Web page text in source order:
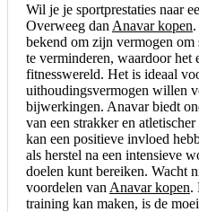
Wil je je sportprestaties naar
Overweeg dan Anavar kopen
bekend om zijn vermogen om
te verminderen, waardoor het
fitnesswereld. Het is ideaal
uithoudingsvermogen willen
bijwerkingen. Anavar biedt
van een strakker en
kan een positieve invloed
als herstel na een intensieve
doelen kunt bereiken. Wacht
voordelen van Anavar kopen.
training kan maken, is de